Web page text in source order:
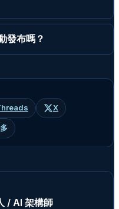
發布嗎？
X
/ AI 架構師